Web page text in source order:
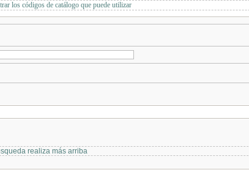
los códigos de catálogo que puede utilizar
realiza más arriba